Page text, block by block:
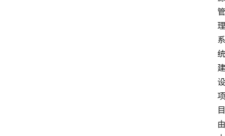
管
理
系
统
建
设
项
目
由